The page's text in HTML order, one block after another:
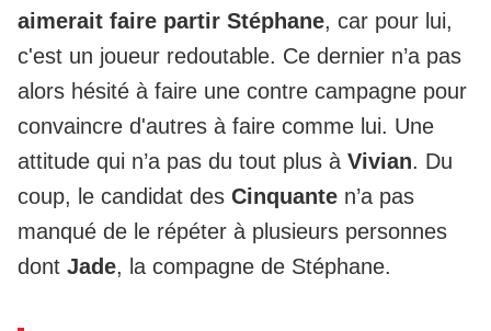
aimerait faire partir Stéphane, car pour lui,
c'est un joueur redoutable. Ce dernier n’a pas
alors hésité à faire une contre campagne pour
convaincre d'autres à faire comme lui. Une
attitude qui n’a pas du tout plus à Vivian. Du
coup, le candidat des Cinquante n’a pas
manqué de le répéter à plusieurs personnes
dont Jade, la compagne de Stéphane.